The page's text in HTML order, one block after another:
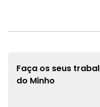
Faça os seus
do Minho